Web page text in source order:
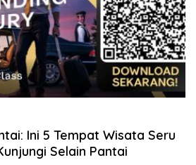
Ini 5 Tempat Wisata Seru
Selain Pantai